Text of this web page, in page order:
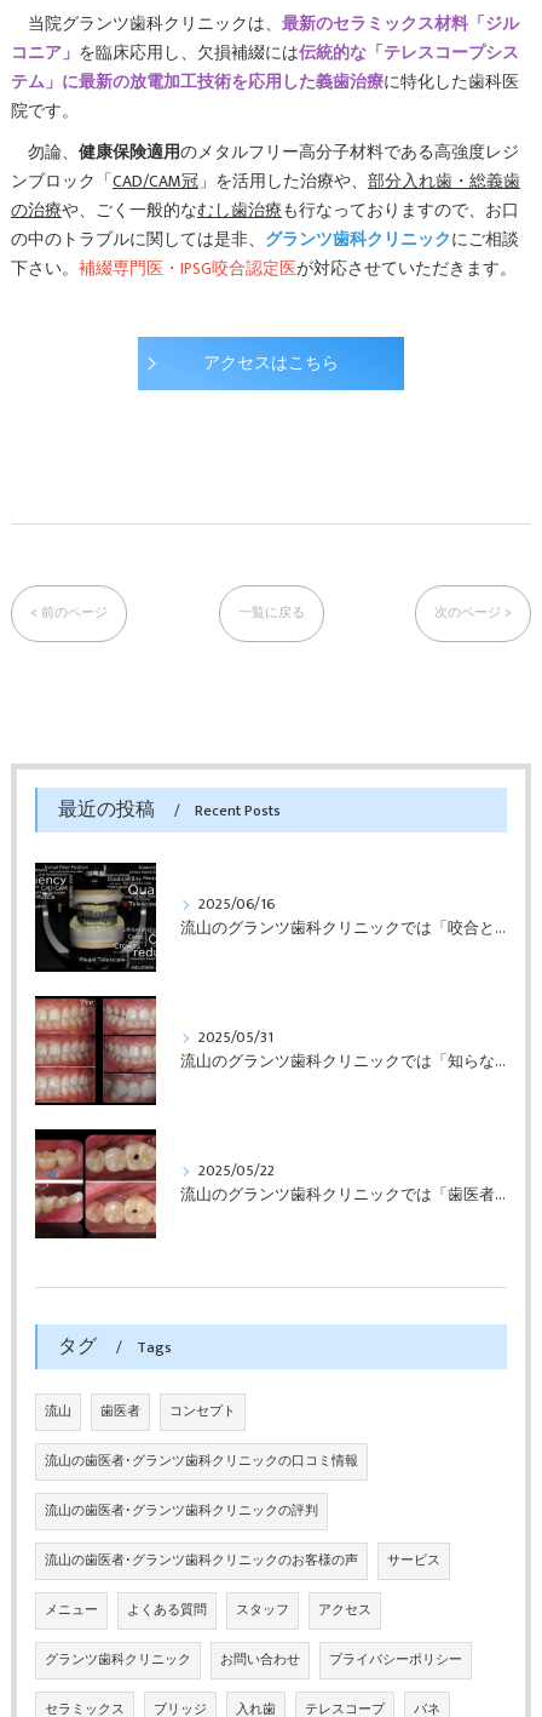
当院グランツ歯科クリニックは、 最新のセラミックス材料「ジル
コニア」 を臨床応用し、欠損補綴には伝統的な「テレスコープシス
テム」に最新の放電加工技術を応用した義歯治療に特化した歯科医
院です。
勿論、 健康保険適用のメタルフリー高分子材料である高強度レジ
ンブロック「CAD/CAM冠」を活用した治療や、 部分入れ歯・総義歯
の治療や、ごく一般的なむし歯治療も行なっておりますので、お口
の中のトラブルに関しては是非、 グランツ歯科クリニックにご相談
下さい。 補綴専門医・IPSG咬合認定医が対応させていただきます。
アクセスはこちら
< 前のページ 一覧に戻る 次のページ >
最近の投稿 Recent Posts
2025/06/16
流山のグランツ歯科クリニックでは「咬合と審美」に特化した「補綴専門医」による診断・治療が受けられます。
2025/05/31
流山のグランツ歯科クリニックでは「知らない間に銀歯ばっかり」でもホワイトニングとセラミックスの専門治療が受けられます。
2025/05/22
流山のグランツ歯科クリニックでは「歯医者が怖い」方でもインプラントやセラミックスの治療が受けられます。
タグ Tags
流山 歯医者 コンセプト
流山の歯医者･グランツ歯科クリニックの口コミ情報
流山の歯医者･グランツ歯科クリニックの評判
流山の歯医者･グランツ歯科クリニックのお客様の声 サービス
メニュー よくある質問 スタッフ アクセス
グランツ歯科クリニック お問い合わせ プライバシーポリシー
セラミックス ブリッジ 入れ歯 テレスコープ バネ